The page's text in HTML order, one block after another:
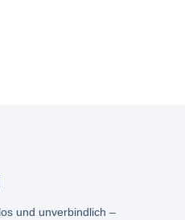
und unverbindlich –